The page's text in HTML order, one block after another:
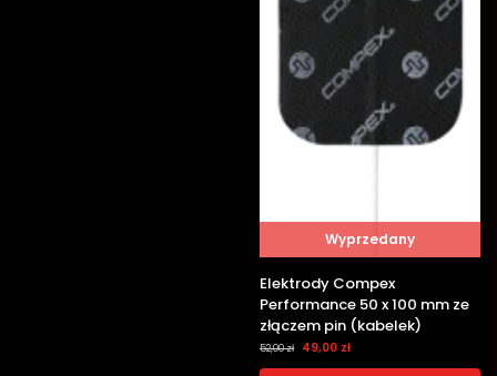
Wyprzedany
Elektrody Compex
Performance 50 x 100 mm ze
złączem pin (kabelek)
52,00zł 49,00 zł